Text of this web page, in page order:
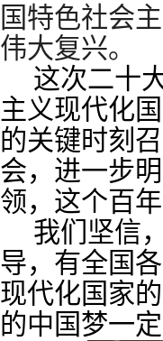
国特色社会
伟大复兴。
这次二十
主义现代化
的关键时刻
会，进一步
领，这个百
我们坚信
导，有全国
现代化国家
的中国梦一